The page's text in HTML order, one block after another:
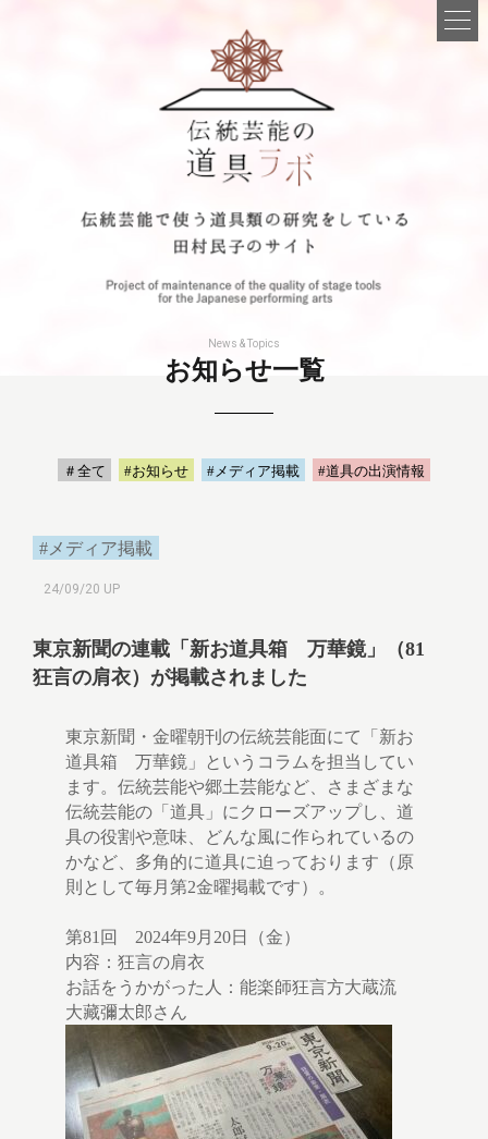
News & Topics
お知らせ一覧
＃全て #お知らせ #メディア掲載 #道具の出演情報
#メディア掲載
24/09/20 UP
東京新聞の連載「新お道具箱 万華鏡」（81
狂言の肩衣）が掲載されました
東京新聞・金曜朝刊の伝統芸能面にて「新お
道具箱 万華鏡」というコラムを担当してい
ます。伝統芸能や郷土芸能など、さまざまな
伝統芸能の「道具」にクローズアップし、道
具の役割や意味、どんな風に作られているの
かなど、多角的に道具に迫っております（原
則として毎月第2金曜掲載です）。
第81回 2024年9月20日（金）
内容：狂言の肩衣
お話をうかがった人：能楽師狂言方大蔵流
大藏彌太郎さん